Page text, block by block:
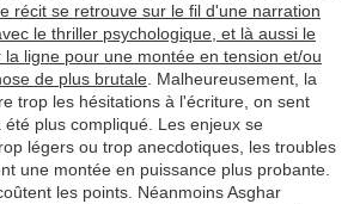
récit se retrouve sur le fil d'une narration
le thriller psychologique, et là aussi le
ligne pour une montée en tension et/ou
de plus brutale . Malheureusement, la
trop les hésitations à l'écriture, on sent
plus compliqué. Les enjeux se
légers ou trop anecdotiques, les troubles
une montée en puissance plus probante.
les points. Néanmoins Asghar